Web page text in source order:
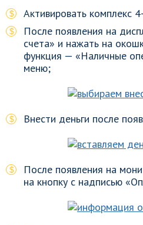
Активировать комплекс
После появления на
счета» и нажать на
функция — «Наличные
меню;
Внести деньги после
После появления на
на кнопку с надписью